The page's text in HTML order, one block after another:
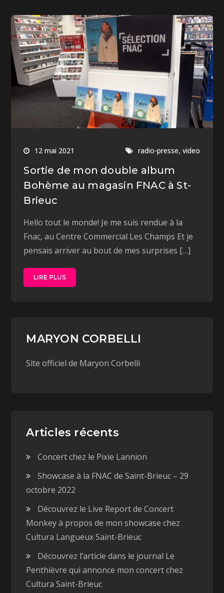
12 mai 2021 radio-presse,video
Sortie de mon double album
Bohème au magasin FNAC à St-
Brieuc
Hello tout le monde! Je me suis rendue à la
Fnac, au Centre Commercial Les Champs Et je
pensais arriver au bout de mes surprises […]
LIRE PLUS
MARYON CORBELLI
Site officiel de Maryon Corbelli
Articles récents
Concert chez le Pixie Lannion
Showcase à la FNAC de Saint-Brieuc – 29
octobre 2022
Découvrez le Live Report de Concert
Monkey à propos de mon showcase chez
Cultura Langueux Saint-Brieuc
Découvrez l’article dans le journal Le
Penthièvre qui annonce mon concert chez
Cultura Saint-Brieuc